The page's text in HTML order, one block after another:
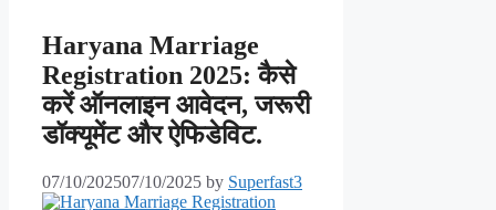
Haryana Marriage
Registration 2025: कैसे
करें ऑनलाइन आवेदन, जरूरी
डॉक्यूमेंट और ऐफिडेविट.
07/10/202507/10/2025 by Superfast3